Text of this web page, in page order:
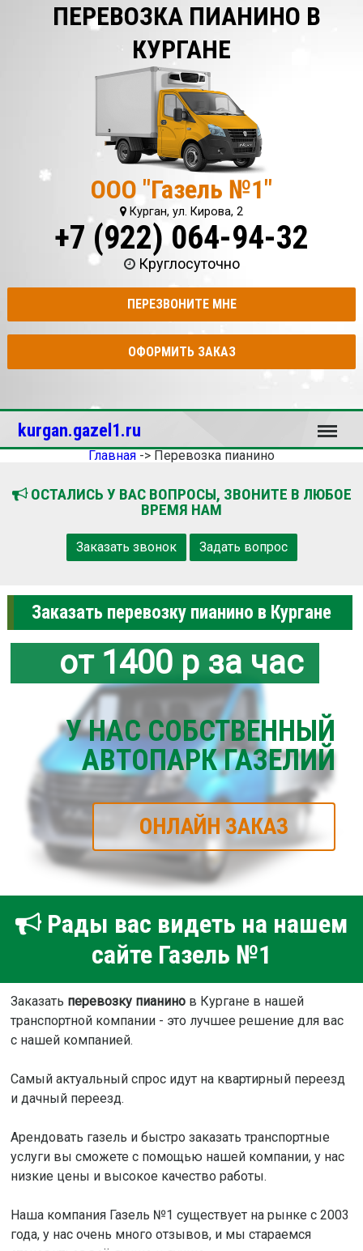
ПЕРЕВОЗКА ПИАНИНО В
КУРГАНЕ
ООО "Газель №1"
Курган, ул. Кирова, 2
+7 (922) 064-94-32
Круглосуточно
ПЕРЕЗВОНИТЕ МНЕ
ОФОРМИТЬ ЗАКАЗ
kurgan.gazel1.ru Меню
Главная -> Перевозка пианино
ОСТАЛИСЬ У ВАС ВОПРОСЫ, ЗВОНИТЕ В ЛЮБОЕ
ВРЕМЯ НАМ
Заказать звонок Задать вопрос
Заказать перевозку пианино в Кургане
от 1400 р за час
У НАС СОБСТВЕННЫЙ
АВТОПАРК ГАЗЕЛИЙ
ОНЛАЙН ЗАКАЗ
Рады вас видеть на нашем
сайте Газель №1
Заказать перевозку пианинов Кургане в нашей
транспортной компании - это лучшее решение для вас
с нашей компанией.
Самый актуальный спрос идут на квартирный переезд
и дачный переезд.
Арендовать газель и быстро заказать транспортные
услуги вы сможете с помощью нашей компании, у нас
низкие цены и высокое качество работы.
Наша компания Газель №1 существует на рынке с 2003
года, у нас очень много отзывов, и мы стараемся